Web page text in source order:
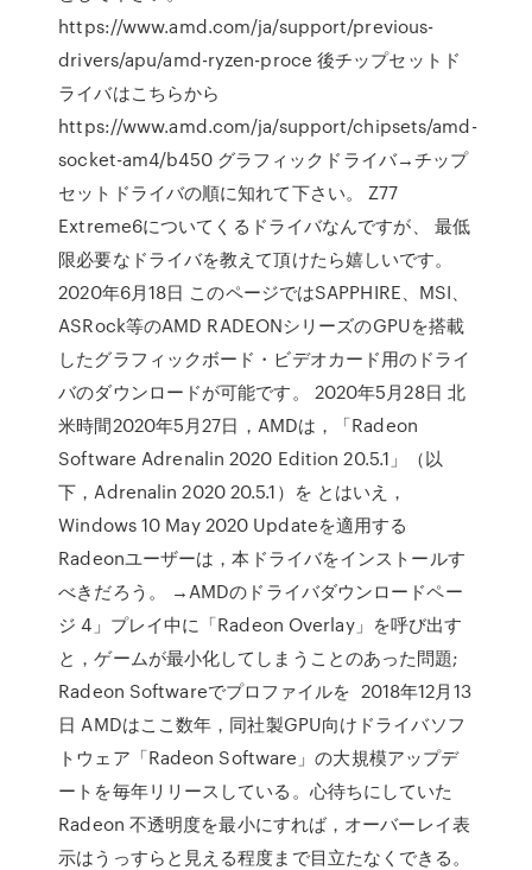
https://www.amd.com/ja/support/previous-
drivers/apu/amd-ryzen-proce 後チップセットド
ライバはこちらから
https://www.amd.com/ja/support/chipsets/amd-
socket-am4/b450 グラフィックドライバ→チップ
セットドライバの順に知れて下さい。 Z77
Extreme6についてくるドライバなんですが、 最低
限必要なドライバを教えて頂けたら嬉しいです。
2020年6月18日 このページではSAPPHIRE、MSI、
ASRock等のAMD RADEONシリーズのGPUを搭載
したグラフィックボード・ビデオカード用のドライ
バのダウンロードが可能です。 2020年5月28日 北
米時間2020年5月27日，AMDは，「Radeon
Software Adrenalin 2020 Edition 20.5.1」（以
下，Adrenalin 2020 20.5.1）を とはいえ，
Windows 10 May 2020 Updateを適用する
Radeonユーザーは，本ドライバをインストールす
べきだろう。 →AMDのドライバダウンロードペー
ジ 4」プレイ中に「Radeon Overlay」を呼び出す
と，ゲームが最小化してしまうことのあった問題;
Radeon Softwareでプロファイルを 2018年12月13
日 AMDはここ数年，同社製GPU向けドライバソフ
トウェア「Radeon Software」の大規模アップデ
ートを毎年リリースしている。心待ちにしていた
Radeon 不透明度を最小にすれば，オーバーレイ表
示はうっすらと見える程度まで目立たなくできる。